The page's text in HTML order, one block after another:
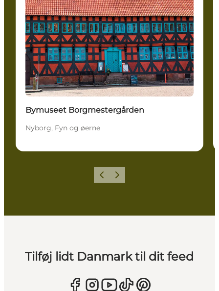
Bymuseet Borgmestergården
Nyborg, Fyn og øerne
ForrigeNæste
Tilføj lidt Danmark til dit feed